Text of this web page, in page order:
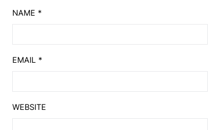
NAME *
EMAIL *
WEBSITE